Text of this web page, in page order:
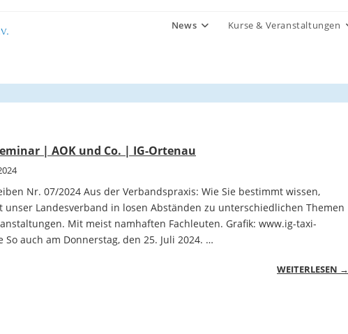
News Kurse & Veranstaltungen
| AOK und Co. | IG-Ortenau
Nr. 07/2024 Aus der Verbandspraxis: Wie Sie bestimmt wissen,
unser Landesverband in losen Abständen zu unterschiedlichen Themen
Mit meist namhaften Fachleuten. Grafik: www.ig-taxi-
So auch am Donnerstag, den 25. Juli 2024. …
WEITERLESEN →